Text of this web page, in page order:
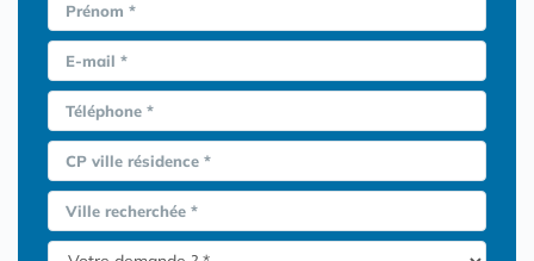
Prénom *
E-mail *
Téléphone *
CP ville résidence *
Ville recherchée *